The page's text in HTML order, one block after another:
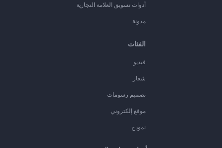
أدوات تسويق العلامة التجارية
مدونة
الفئات
فيديو
شعار
تصميم رسومات
موقع إلكتروني
نموذج